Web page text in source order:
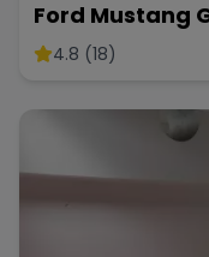
Ford Mustang
4.8 (18)